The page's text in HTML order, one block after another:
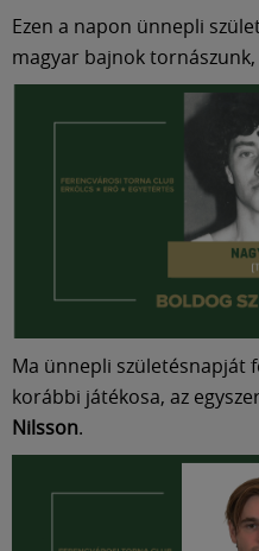
Ezen a napon ünnepli
magyar bajnok tornászunk,
Ma ünnepli születésnapját
korábbi játékosa, az
Nilsson.